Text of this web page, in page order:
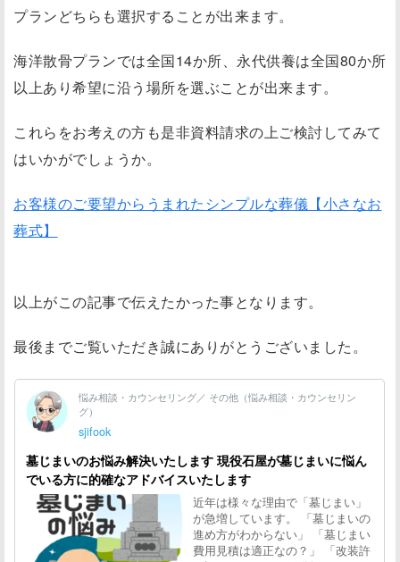
プランどちらも選択することが出来ます。
海洋散骨プランでは全国14か所、永代供養は全国80か所
以上あり希望に沿う場所を選ぶことが出来ます。
これらをお考えの方も是非資料請求の上ご検討してみて
はいかがでしょうか。
お客様のご要望からうまれたシンプルな葬儀【小さなお
葬式】
以上がこの記事で伝えたかった事となります。
最後までご覧いただき誠にありがとうございました。